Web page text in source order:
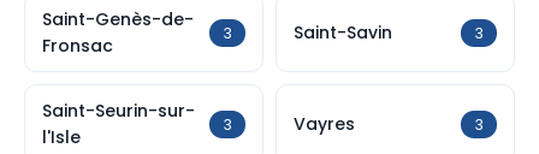
Saint-Genès-de-
Fronsac
3 Saint-Savin 3
Saint-Seurin-sur-
l'Isle
3 Vayres 3